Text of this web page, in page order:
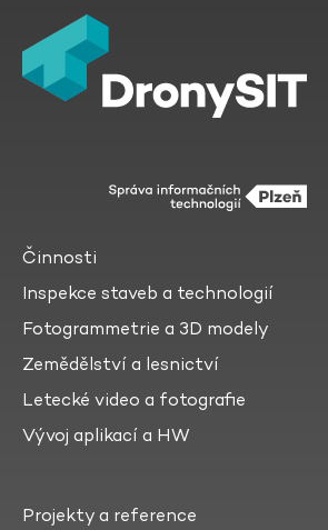
Činnosti
Inspekce staveb a technologií
Fotogrammetrie a 3D modely
Zemědělství a lesnictví
Letecké video a fotografie
Vývoj aplikací a HW
Projekty a reference